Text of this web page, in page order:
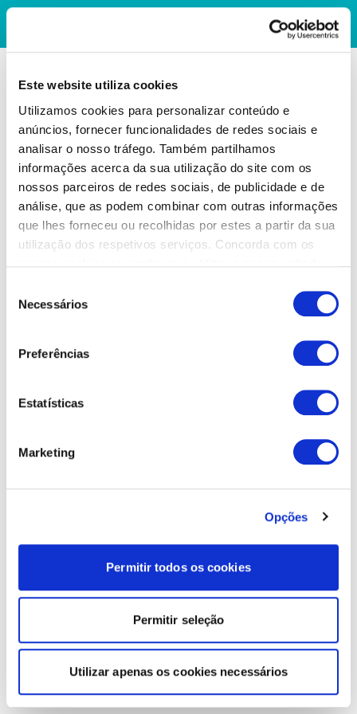
Este website utiliza cookies
Utilizamos cookies para personalizar conteúdo e
anúncios, fornecer funcionalidades de redes sociais e
analisar o nosso tráfego. Também partilhamos
informações acerca da sua utilização do site com os
nossos parceiros de redes sociais, de publicidade e de
análise, que as podem combinar com outras informações
que lhes forneceu ou recolhidas por estes a partir da sua
utilização dos respetivos serviços. Concorda com os
Necessários
Preferências
Estatísticas
Marketing
Opções
Permitir todos os cookies
Permitir seleção
Utilizar apenas os cookies necessários